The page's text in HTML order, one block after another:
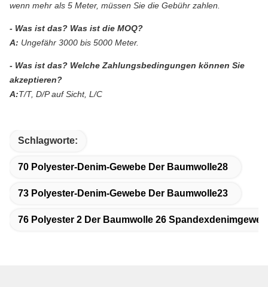
wenn mehr als 5 Meter, müssen Sie die Gebühr zahlen.
- Was ist das? Was ist die MOQ?
A: Ungefähr 3000 bis 5000 Meter.
- Was ist das? Welche Zahlungsbedingungen können Sie
akzeptieren?
A:T/T, D/P auf Sicht, L/C
Schlagworte:
70 Polyester-Denim-Gewebe Der Baumwolle28
73 Polyester-Denim-Gewebe Der Baumwolle23
76 Polyester 2 Der Baumwolle 26